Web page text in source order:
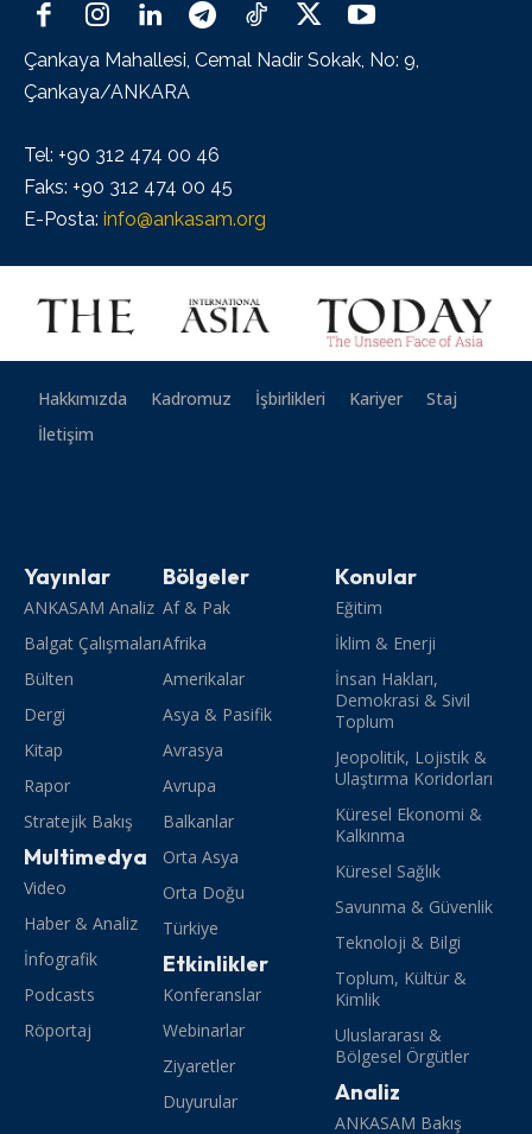
Çankaya Mahallesi, Cemal Nadir Sokak, No: 9,
Çankaya/ANKARA
Tel: +90 312 474 00 46
Faks: +90 312 474 00 45
E-Posta: info@ankasam.org
Hakkımızda Kadromuz İşbirlikleri Kariyer
Staj
İletişim
Yayınlar
ANKASAM Analiz
Balgat Çalışmaları
Bülten
Dergi
Kitap
Rapor
Stratejik Bakış
Multimedya
Video
Haber & Analiz
İnfografik
Podcasts
Röportaj
Bölgeler
Af & Pak
Afrika
Amerikalar
Asya & Pasifik
Avrasya
Avrupa
Balkanlar
Orta Asya
Orta Doğu
Türkiye
Etkinlikler
Konferanslar
Webinarlar
Ziyaretler
Duyurular
Konular
Eğitim
İklim & Enerji
İnsan Hakları,
Demokrasi & Sivil
Toplum
Jeopolitik, Lojistik &
Ulaştırma Koridorları
Küresel Ekonomi &
Kalkınma
Küresel Sağlık
Savunma & Güvenlik
Teknoloji & Bilgi
Toplum, Kültür &
Kimlik
Uluslararası &
Bölgesel Örgütler
Analiz
ANKASAM Bakış